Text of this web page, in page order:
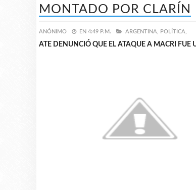
MONTADO POR CLARÍN
ANÓNIMO EN 4:49 P.M. ARGENTINA, POLÍTICA,
ATE DENUNCIÓ QUE EL ATAQUE A MACRI FUE